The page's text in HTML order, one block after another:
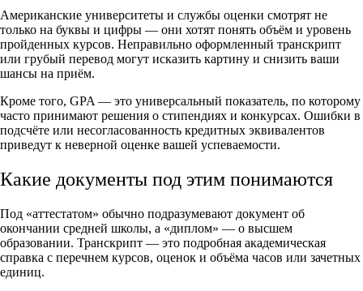
Американские университеты и службы оценки смотрят не
только на буквы и цифры — они хотят понять объём и уровень
пройденных курсов. Неправильно оформленный транскрипт
или грубый перевод могут исказить картину и снизить ваши
шансы на приём.
Кроме того, GPA — это универсальный показатель, по которому
часто принимают решения о стипендиях и конкурсах. Ошибки в
подсчёте или несогласованность кредитных эквивалентов
приведут к неверной оценке вашей успеваемости.
Какие документы под этим понимаются
Под «аттестатом» обычно подразумевают документ об
окончании средней школы, а «диплом» — о высшем
образовании. Транскрипт — это подробная академическая
справка с перечнем курсов, оценок и объёма часов или зачетных
единиц.